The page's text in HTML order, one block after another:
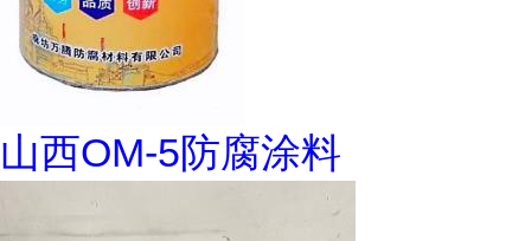
山西OM-5防腐涂料